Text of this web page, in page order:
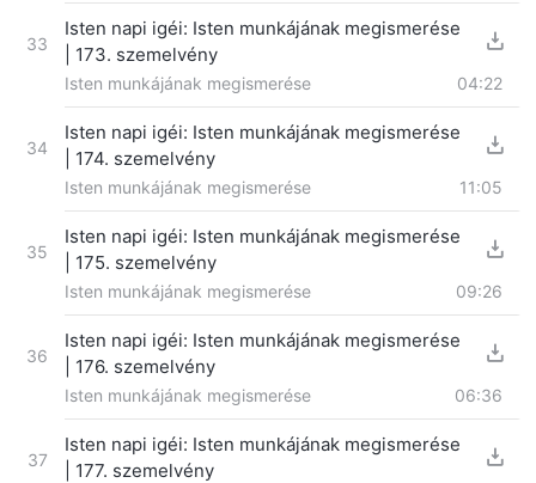
33
Isten napi igéi: Isten munkájának megismerése
| 173. szemelvény
Isten munkájának megismerése 04:22
34
Isten napi igéi: Isten munkájának megismerése
| 174. szemelvény
Isten munkájának megismerése 11:05
35
Isten napi igéi: Isten munkájának megismerése
| 175. szemelvény
Isten munkájának megismerése 09:26
36
Isten napi igéi: Isten munkájának megismerése
| 176. szemelvény
Isten munkájának megismerése 06:36
37
Isten napi igéi: Isten munkájának megismerése
| 177. szemelvény